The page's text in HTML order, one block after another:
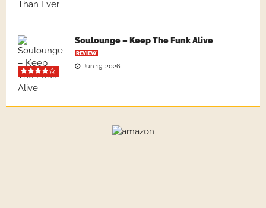
Soulounge – Keep The Funk Alive
REVIEW
Jun 19, 2026